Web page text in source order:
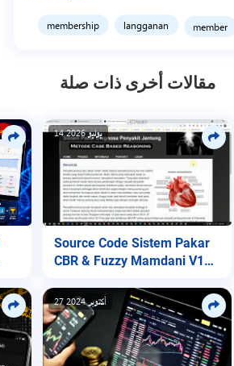
membership langganan member
مقالات أخرى ذات صلة
14 يوليو 2026
Source Code Sistem Pakar
CBR & Fuzzy Mamdani V1
27 أكتوبر 2024